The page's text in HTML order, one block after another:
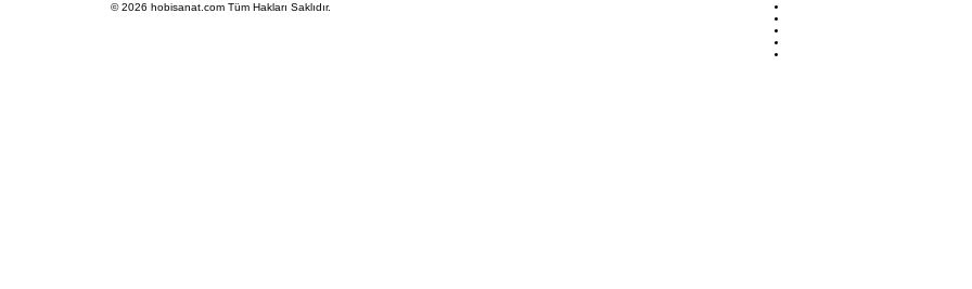
© 2026 hobisanat.com Tüm Hakları Saklıdır.